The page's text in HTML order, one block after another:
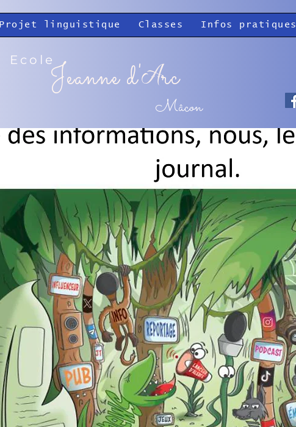
Projet linguistique Classes Infos pratiques
Jeanne d'Arc
Ecole
Mâcon